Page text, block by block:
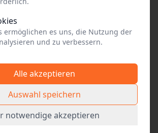
unter 18 Jahren,
Inhaber der Lübeck Card, der
ab 50?% erhalten freien
Einrichtungen.
Plus : 1 Tageskarte 18,- Euro 2
ermöglichen es uns, die Nutzung der
und zu verbessern.
Alle akzeptieren
Auswahl speichern
notwendige akzeptieren